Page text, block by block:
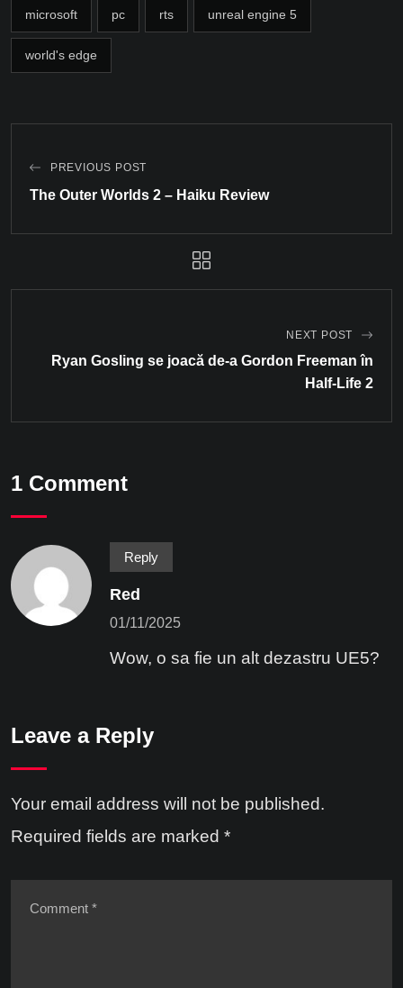
microsoft pc rts unreal engine 5
world's edge
PREVIOUS POST
The Outer Worlds 2 – Haiku Review
NEXT POST
Ryan Gosling se joacă de-a Gordon Freeman în
Half-Life 2
1 Comment
Reply
Red
01/11/2025
Wow, o sa fie un alt dezastru UE5?
Leave a Reply
Your email address will not be published.
Required fields are marked *